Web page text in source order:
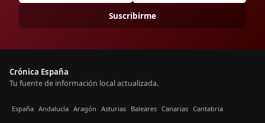
Suscribirme
Crónica España
Tu fuente de información local actualizada.
España Andalucía Aragón Asturias Baleares Canarias Cantabria